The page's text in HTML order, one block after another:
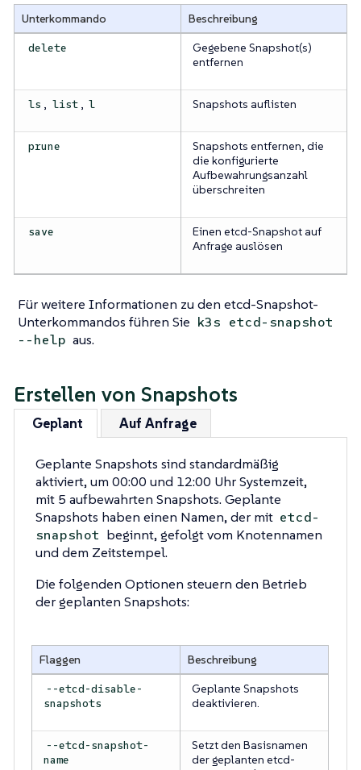
Unterkommando Beschreibung
delete
Gegebene Snapshot(s)
entfernen
ls list l Snapshots auflisten
prune
Snapshots entfernen, die
die konfigurierte
Aufbewahrungsanzahl
überschreiten
save
Einen etcd-Snapshot auf
Anfrage auslösen
Für weitere Informationen zu den etcd-Snapshot-
Unterkommandos führen Sie k3s etcd-snapshot
--help aus.
Erstellen von Snapshots
Geplant Auf Anfrage
Geplante Snapshots sind standardmäßig
aktiviert, um 00:00 und 12:00 Uhr Systemzeit,
mit 5 aufbewahrten Snapshots. Geplante
Snapshots haben einen Namen, der mit etcd-
snapshot beginnt, gefolgt vom Knotennamen
und dem Zeitstempel.
Die folgenden Optionen steuern den Betrieb
der geplanten Snapshots:
Flaggen Beschreibung
--etcd-disable-
snapshots
Geplante Snapshots
deaktivieren.
--etcd-snapshot-
name
Setzt den Basisnamen
der geplanten etcd-